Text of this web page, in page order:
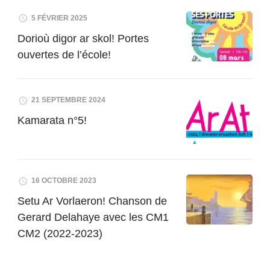
5 FÉVRIER 2025
Dorioù digor ar skol! Portes
ouvertes de l’école!
21 SEPTEMBRE 2024
Kamarata n°5!
16 OCTOBRE 2023
Setu Ar Vorlaeron! Chanson de
Gerard Delahaye avec les CM1
CM2 (2022-2023)